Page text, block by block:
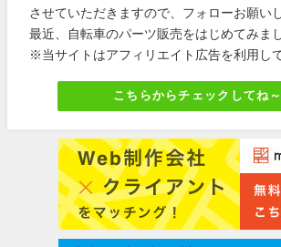
させていただきますので、フォローお願い
最近、自転車のパーツ販売をはじめてみま
※当サイトはアフィリエイト広告を利用し
こちらからチェックしてね～